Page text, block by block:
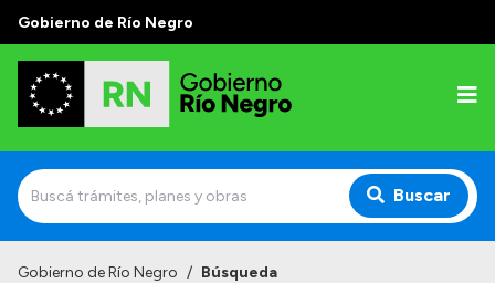
Gobierno de Río Negro
Buscar
Gobierno de Río Negro / Búsqueda